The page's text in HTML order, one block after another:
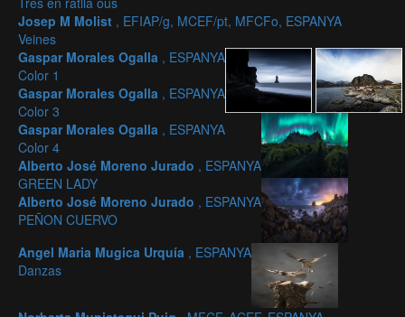
Josep M Molist , EFIAP/g, MCEF/pt, MFCFo, ESPANYA
Veines
Gaspar Morales Ogalla , ESPANYA
Color 1
Gaspar Morales Ogalla , ESPANYA
Color 3
Gaspar Morales Ogalla , ESPANYA
Color 4
Alberto José Moreno Jurado , ESPANYA
GREEN LADY
Alberto José Moreno Jurado , ESPANYA
PEÑON CUERVO
Angel Maria Mugica Urquía , ESPANYA
Danzas